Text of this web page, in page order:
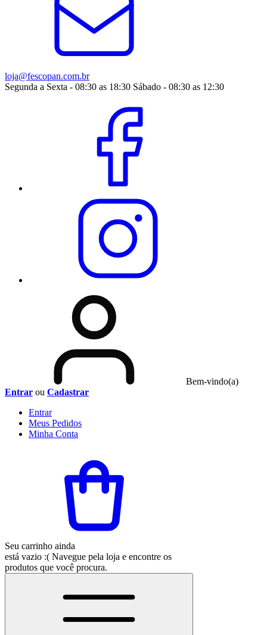
loja@fescopan.com.br
Segunda a Sexta - 08:30 as 18:30 Sábado - 08:30 as 12:30
Bem-vindo(a)
Entrar ou Cadastrar
Entrar
Meus Pedidos
Minha Conta
Seu carrinho ainda
está vazio :( Navegue pela loja e encontre os
produtos que você procura.